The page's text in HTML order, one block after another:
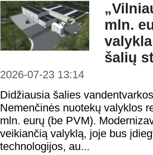
mln.
šalių
2026-07-23 13:14
Didžiausia šalies
Nemenčinės nuotekų valyklos
mln. eurų (be PVM).
veikiančią valyklą, joje bus
technologijos, au...